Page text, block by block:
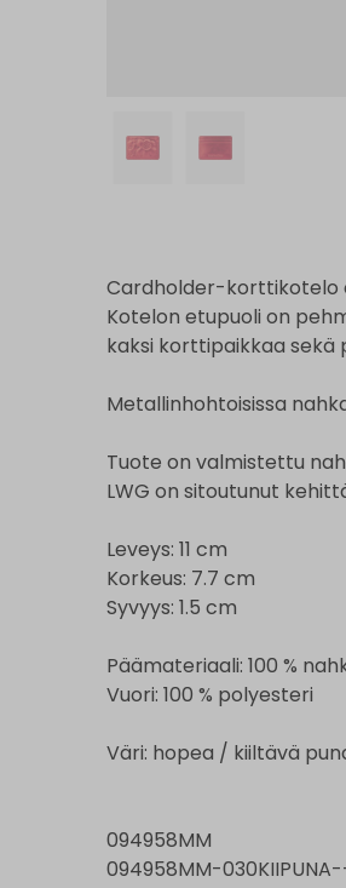
Cardholder-korttikotelo
Kotelon etupuoli on
kaksi korttipaikkaa
Metallinhohtoisissa
Tuote on valmistettu
LWG on sitoutunut
Leveys: 11 cm
Korkeus: 7.7 cm
Syvyys: 1.5 cm
Päämateriaali: 100 %
Vuori: 100 % polyesteri
Väri: hopea / kiiltävä
094958MM
094958MM-